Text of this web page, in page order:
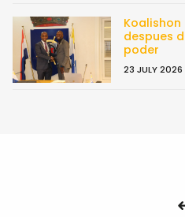
despues
poder
23 JULY 2026